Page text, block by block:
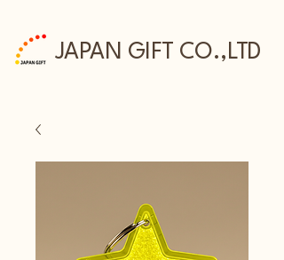
JAPAN GIFT CO.,LTD